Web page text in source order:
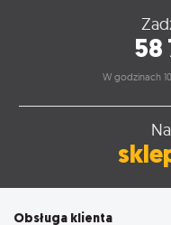
58
W godzinach
Obsługa klienta